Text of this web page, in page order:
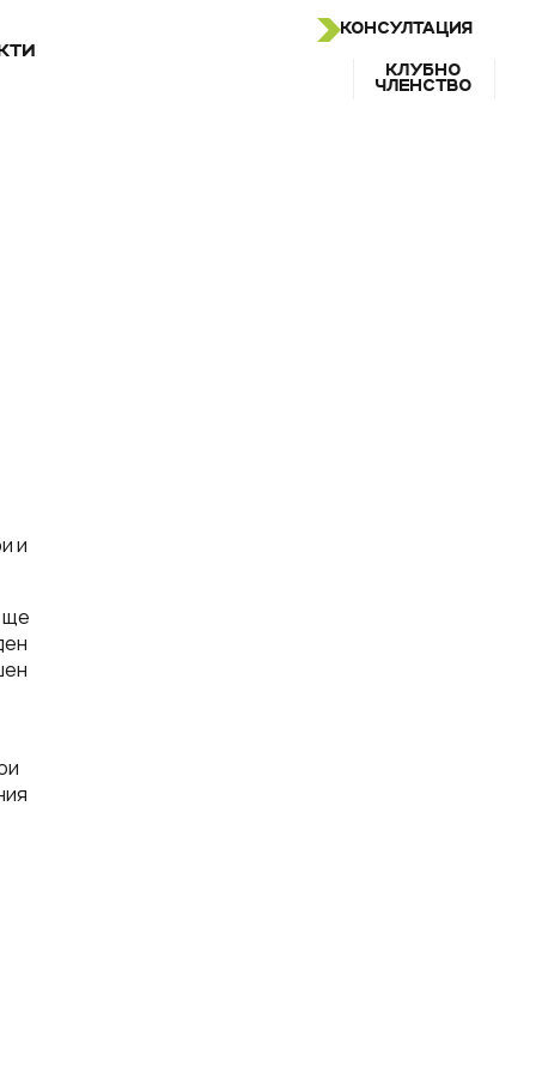
КОНСУЛТАЦИЯ
КЛУБНО
ЧЛЕНСТВО
и
ще